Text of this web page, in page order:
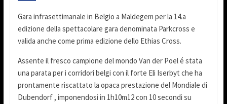
Gara infrasettimanale in Belgio a Maldegem per la 14.a
edizione della spettacolare gara denominata Parkcross e
valida anche come prima edizione dello Ethias Cross.
Assente il fresco campione del mondo Van der Poel é stata
una parata per i corridori belgi con il forte Eli Iserbyt che ha
prontamente riscattato la opaca prestazione del Mondiale di
Dubendorf , imponendosi in 1h10m12 con 10 secondi su